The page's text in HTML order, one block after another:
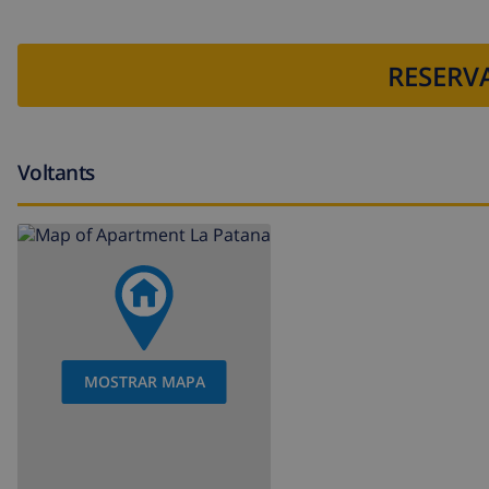
Voltants
MOSTRAR MAPA